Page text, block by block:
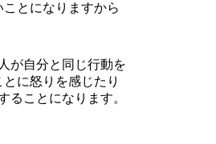
ことになりますから
が自分と同じ行動を
とに怒りを感じたり
ることになります。